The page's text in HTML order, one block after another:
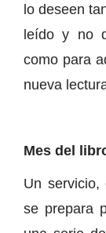
lo deseen
leído y no
como para
nueva
Mes del
Un
se prepara